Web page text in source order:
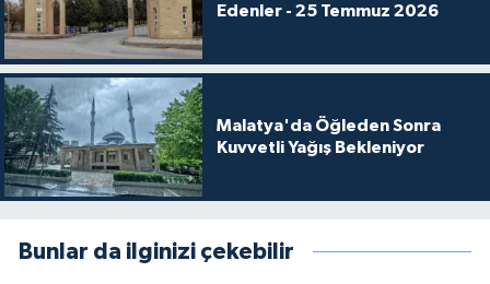
Edenler - 25 Temmuz 2026
Malatya'da Öğleden Sonra
Kuvvetli Yağış Bekleniyor
Bunlar da ilginizi çekebilir